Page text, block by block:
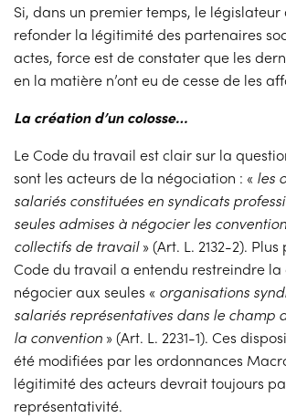
Si, dans un premier temps, le
refonder la légitimité des partenaires
actes, force est de constater que les
en la matière n’ont eu de cesse de les
La création d’un colosse…
Le Code du travail est clair sur la
sont les acteurs de la négociation : « les
salariés constituées en syndicats
seules admises à négocier les
collectifs de travail» (Art. L. 2132-2).
Code du travail a entendu restreindre
négocier aux seules « organisations
salariés représentatives dans le champ
la convention » (Art. L. 2231-1). Ces
été modifiées par les ordonnances
légitimité des acteurs devrait toujours
représentativité.